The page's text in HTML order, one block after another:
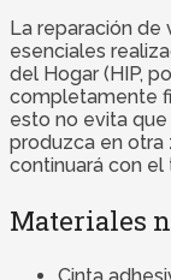
La reparación de
esenciales
del Hogar (HIP,
completamente
esto no evita
produzca en otra
continuará con el
Materiales